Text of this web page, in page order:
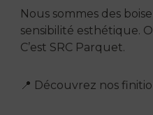
Nous sommes des
sensibilité esthétique.
C’est SRC Parquet.
📍 Découvrez nos